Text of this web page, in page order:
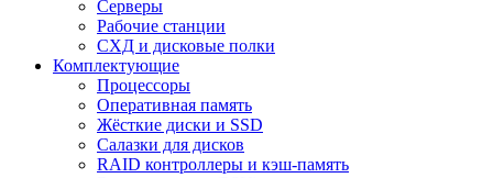
Серверы
Рабочие станции
СХД и дисковые полки
Комплектующие
Процессоры
Оперативная память
Жёсткие диски и SSD
Салазки для дисков
RAID контроллеры и кэш-память